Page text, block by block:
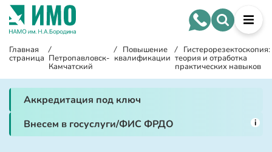
Главная
страница
/
Петропавловск-
Камчатский
/ Повышение
квалификации
/ Гистерорезектоскопия:
теория и отработка
практических навыков
Аккредитация под ключ
Внесем в госуслуги/ФИС ФРДО
i